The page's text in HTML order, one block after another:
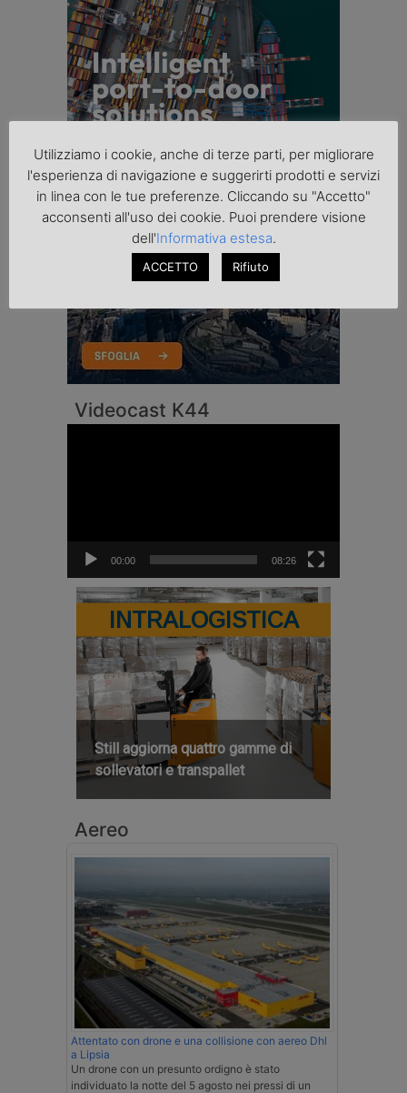
Videocast K44
00:00 08:26
INTRALOGISTICA
Still aggiorna quattro gamme di
sollevatori e transpallet
Aereo
Attentato con drone e una collisione con aereo Dhl
a Lipsia
Un drone con un presunto ordigno è stato
individuato la notte del 5 agosto nei pressi di un
Utilizziamo i cookie, anche di terze parti, per migliorare
l'esperienza di navigazione e suggerirti prodotti e servizi
in linea con le tue preferenze. Cliccando su "Accetto"
acconsenti all'uso dei cookie. Puoi prendere visione
dell'Informativa estesa.
ACCETTO Rifiuto